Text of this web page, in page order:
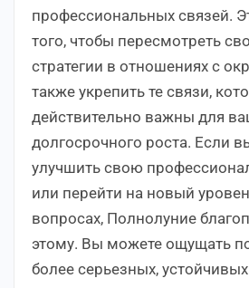
профессиональных связей.
того, чтобы пересмотреть
стратегии в отношениях с
также укрепить те связи,
действительно важны для
долгосрочного роста. Если
улучшить свою
или перейти на новый
вопросах, Полнолуние
этому. Вы можете ощущать
более серьезных,